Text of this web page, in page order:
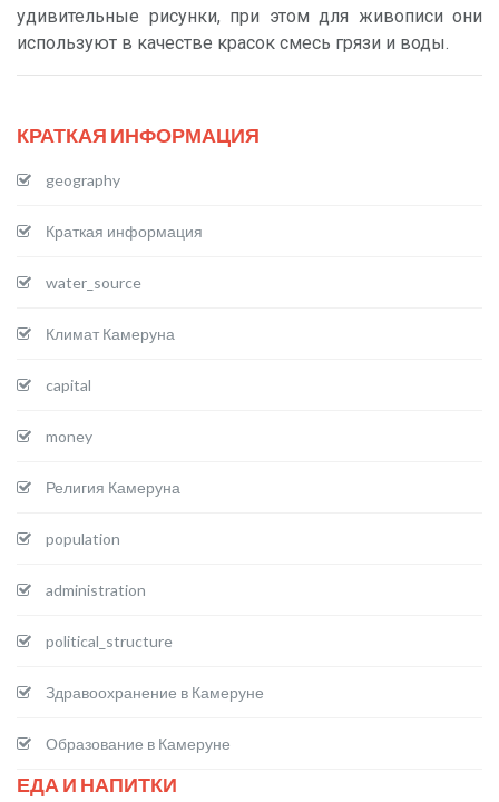
удивительные рисунки, при этом для живописи они
используют в качестве красок смесь грязи и воды.
КРАТКАЯ ИНФОРМАЦИЯ
geography
Краткая информация
water_source
Климат Камеруна
capital
money
Религия Камеруна
population
administration
political_structure
Здравоохранение в Камеруне
Образование в Камеруне
ЕДА И НАПИТКИ